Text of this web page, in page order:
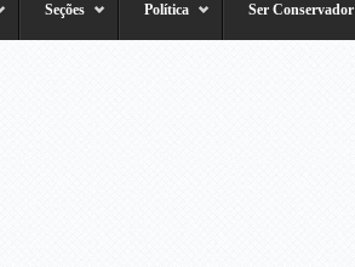
Seções Política Ser Conservador